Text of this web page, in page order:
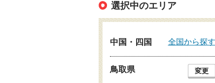
選択中のエリア
中国・四国 全国から探す
鳥取県 変更